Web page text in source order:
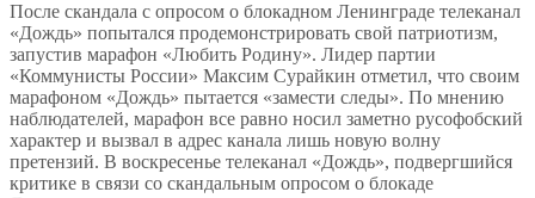
После скандала с опросом о блокадном Ленинграде телеканал
«Дождь» попытался продемонстрировать свой патриотизм,
запустив марафон «Любить Родину». Лидер партии
«Коммунисты России» Максим Сурайкин отметил, что своим
марафоном «Дождь» пытается «замести следы». По мнению
наблюдателей, марафон все равно носил заметно русофобский
характер и вызвал в адрес канала лишь новую волну
претензий. В воскресенье телеканал «Дождь», подвергшийся
критике в связи со скандальным опросом о блокаде